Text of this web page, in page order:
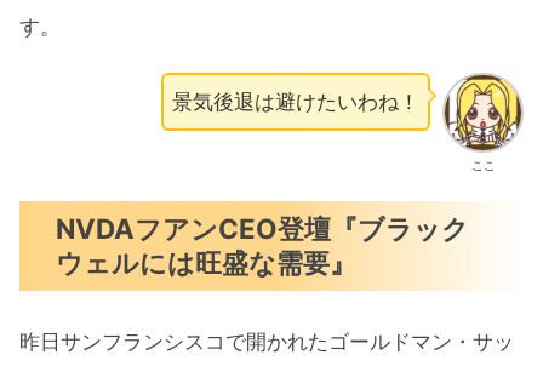
す。
ここ
景気後退は避けたいわね！
NVDAフアンCEO登壇『ブラック
ウェルには旺盛な需要』
昨日サンフランシスコで開かれたゴールドマン・サッ